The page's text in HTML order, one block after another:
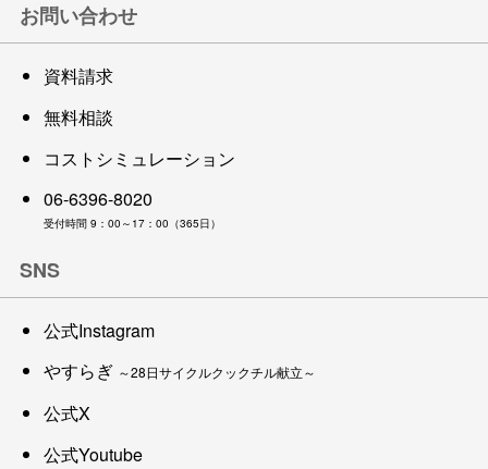
お問い合わせ
資料請求
無料相談
コストシミュレーション
06-6396-8020
受付時間 9：00～17：00（365日）
SNS
公式Instagram
やすらぎ ～28日サイクルクックチル献立～
公式X
公式Youtube